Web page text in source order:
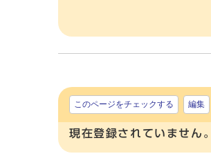
このページをチェックする 編集
現在登録されていません。